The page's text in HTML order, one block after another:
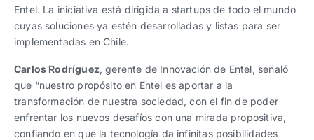
Entel. La iniciativa está dirigida a startups de todo el mundo
cuyas soluciones ya estén desarrolladas y listas para ser
implementadas en Chile.
Carlos Rodríguez, gerente de Innovación de Entel, señaló
que “nuestro propósito en Entel es aportar a la
transformación de nuestra sociedad, con el fin de poder
enfrentar los nuevos desafíos con una mirada propositiva,
confiando en que la tecnología da infinitas posibilidades